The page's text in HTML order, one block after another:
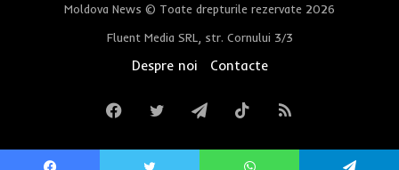
Moldova News © Toate drepturile rezervate 2026
Fluent Media SRL, str. Cornului 3/3
Despre noi Contacte
FacebookTwitterTelegramTikTokRSS